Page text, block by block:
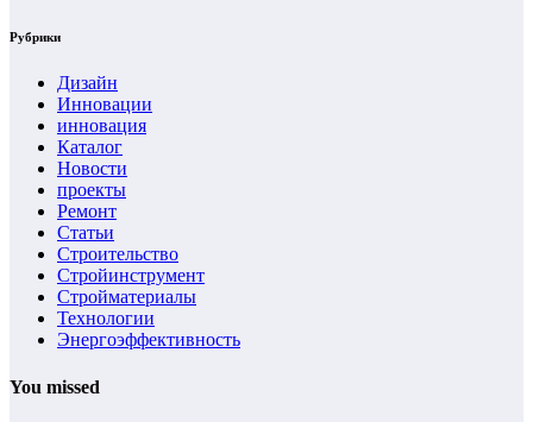
Рубрики
Дизайн
Инновации
инновация
Каталог
Новости
проекты
Ремонт
Статьи
Строительство
Стройинструмент
Стройматериалы
Технологии
Энергоэффективность
You missed